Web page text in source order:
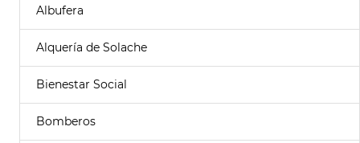
Albufera
Alquería de Solache
Bienestar Social
Bomberos